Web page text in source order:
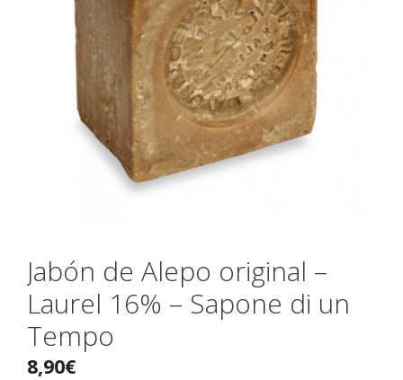
Jabón de Alepo original –
Laurel 16% – Sapone di un
Tempo
8,90€